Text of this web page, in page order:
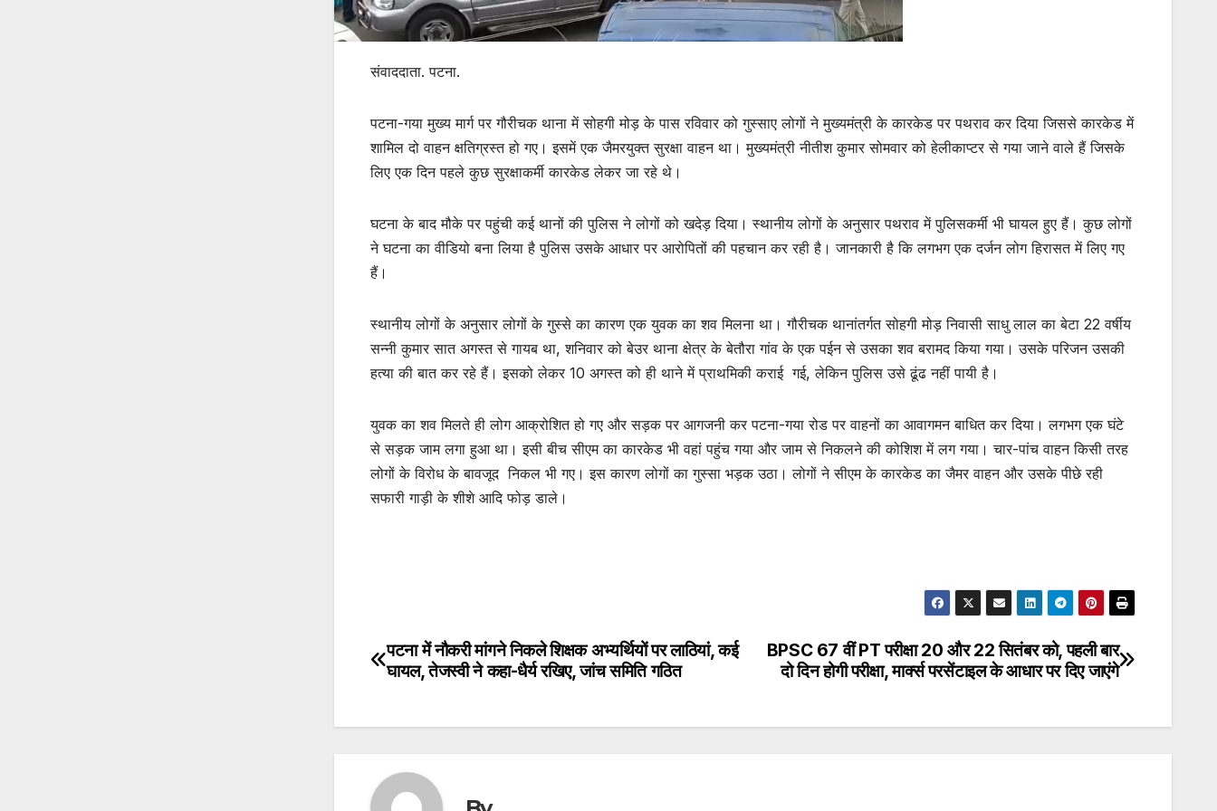
संवाददाता. पटना.
पटना-गया मुख्य मार्ग पर गौरीचक थाना में सोहगी मोड़ के पास रविवार को गुस्साए लोगों ने मुख्यमंत्री के कारकेड पर पथराव कर दिया जिससे कारकेड में
शामिल दो वाहन क्षतिग्रस्त हो गए। इसमें एक जैमरयुक्त सुरक्षा वाहन था। मुख्यमंत्री नीतीश कुमार सोमवार को हेलीकाप्टर से गया जाने वाले हैं जिसके
लिए एक दिन पहले कुछ सुरक्षाकर्मी कारकेड लेकर जा रहे थे।
घटना के बाद मौके पर पहुंची कई थानों की पुलिस ने लोगों को खदेड़ दिया। स्थानीय लोगों के अनुसार पथराव में पुलिसकर्मी भी घायल हुए हैं। कुछ लोगों
ने घटना का वीडियो बना लिया है पुलिस उसके आधार पर आरोपितों की पहचान कर रही है। जानकारी है कि लगभग एक दर्जन लोग हिरासत में लिए गए
हैं।
स्थानीय लोगों के अनुसार लोगों के गुस्से का कारण एक युवक का शव मिलना था। गौरीचक थानांतर्गत सोहगी मोड़ निवासी साधु लाल का बेटा 22 वर्षीय
सन्नी कुमार सात अगस्त से गायब था, शनिवार को बेउर थाना क्षेत्र के बेतौरा गांव के एक पईन से उसका शव बरामद किया गया। उसके परिजन उसकी
हत्या की बात कर रहे हैं। इसको लेकर 10 अगस्त को ही थाने में प्राथमिकी कराई गई, लेकिन पुलिस उसे ढूंढ नहीं पायी है।
युवक का शव मिलते ही लोग आक्रोशित हो गए और सड़क पर आगजनी कर पटना-गया रोड पर वाहनों का आवागमन बाधित कर दिया। लगभग एक घंटे
से सड़क जाम लगा हुआ था। इसी बीच सीएम का कारकेड भी वहां पहुंच गया और जाम से निकलने की कोशिश में लग गया। चार-पांच वाहन किसी तरह
लोगों के विरोध के बावजूद निकल भी गए। इस कारण लोगों का गुस्सा भड़क उठा। लोगों ने सीएम के कारकेड का जैमर वाहन और उसके पीछे रही
सफारी गाड़ी के शीशे आदि फोड़ डाले।
Post
BPSC 67 वीं PT परीक्षा 20 और 22 सितंबर को, पहली बार
दो दिन होगी परीक्षा, मार्क्स परसेंटाइल के आधार पर दिए जाएंगे
पटना में नौकरी मांगने निकले शिक्षक अभ्यर्थियों पर लाठियां, कई
घायल, तेजस्वी ने कहा-धैर्य रखिए, जांच समिति गठित